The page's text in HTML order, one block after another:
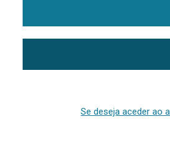
Se deseja aceder ao